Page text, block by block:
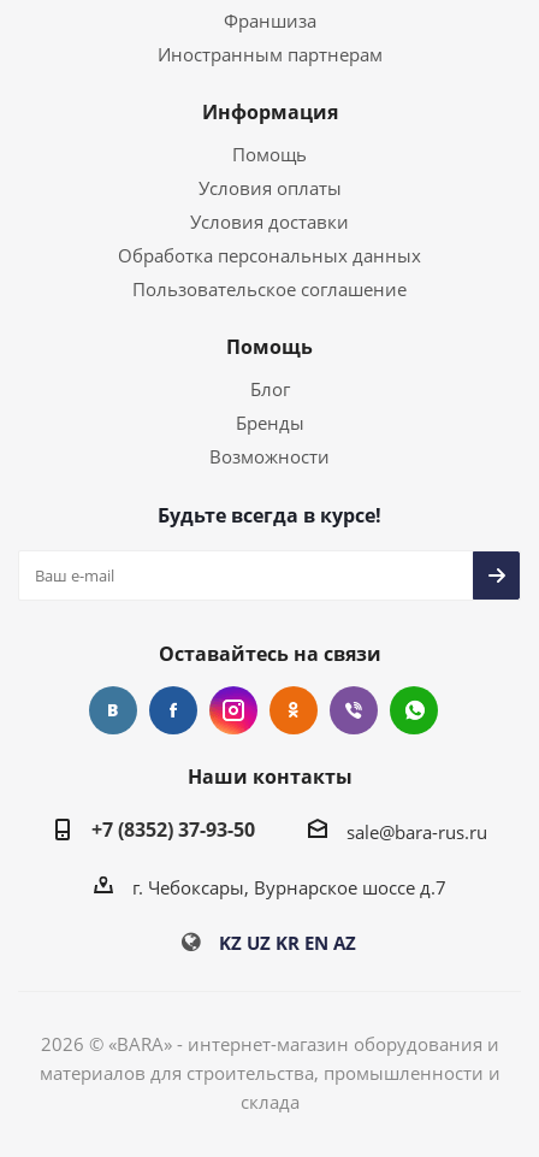
Франшиза
Иностранным партнерам
Информация
Помощь
Условия оплаты
Условия доставки
Обработка персональных данных
Пользовательское соглашение
Помощь
Блог
Бренды
Возможности
Будьте всегда в курсе!
Оставайтесь на связи
Наши контакты
+7 (8352) 37-93-50
sale@bara-rus.ru
г. Чебоксары, Вурнарское шоссе д.7
KZ UZ KR EN AZ
2026 © «BARA» - интернет-магазин оборудования и
материалов для строительства, промышленности и
склада